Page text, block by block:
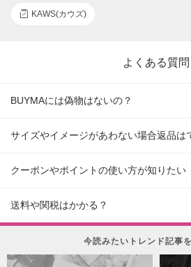
KAWS(カウズ)
よくある質問
BUYMAには偽物はないの？
サイズやイメージがあわない場合返品は
クーポンやポイントの使い方が知りたい
送料や関税はかかる？
今読みたいトレンド記事